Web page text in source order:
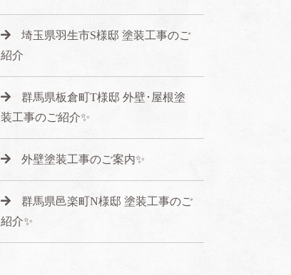
埼玉県羽生市S様邸 塗装工事のご
紹介
群馬県板倉町T様邸 外壁･屋根塗
装工事のご紹介✨
外壁塗装工事のご案内✨
群馬県邑楽町N様邸 塗装工事のご
紹介✨